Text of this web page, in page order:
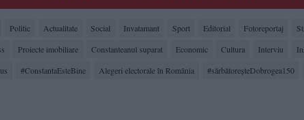
Politic Actualitate Social Invatamant Sport Editorial Fotoreportaj
Proiecte imobiliare Constanteanul suparat Economic Cultura Interviu
#ConstantaEsteBine Alegeri electorale în România #sărbătoreşteDobrogea150